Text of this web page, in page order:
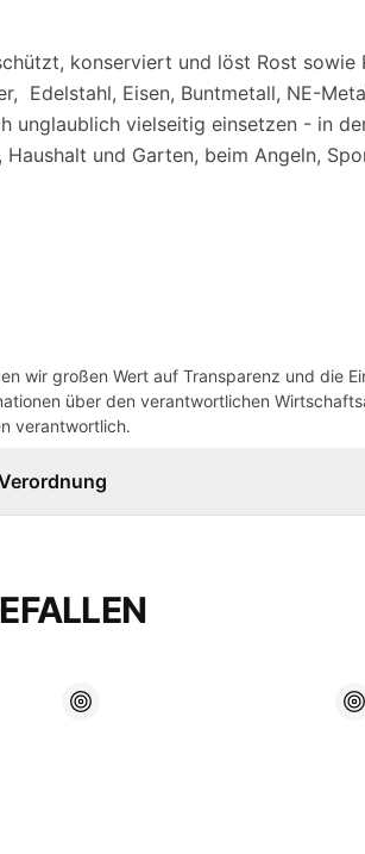
konserviert und löst Rost sowie
Edelstahl, Eisen, Buntmetall, NE-
unglaublich vielseitig einsetzen - in
und Garten, beim Angeln,
wir großen Wert auf Transparenz und die
über den verantwortlichen
verantwortlich.